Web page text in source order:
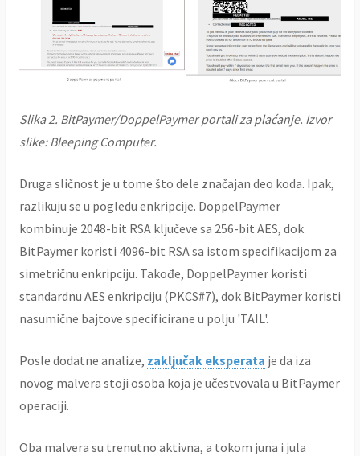
Slika 2. BitPaymer/DoppelPaymer portali za plaćanje. Izvor
slike: Bleeping Computer.
Druga sličnost je u tome što dele značajan deo koda. Ipak,
razlikuju se u pogledu enkripcije. DoppelPaymer
kombinuje 2048-bit RSA ključeve sa 256-bit AES, dok
BitPaymer koristi 4096-bit RSA sa istom specifikacijom za
simetričnu enkripciju. Takođe, DoppelPaymer koristi
standardnu AES enkripciju (PKCS#7), dok BitPaymer koristi
nasumične bajtove specificirane u polju 'TAIL'.
Posle dodatne analize, zaključak eksperata je da iza
novog malvera stoji osoba koja je učestvovala u BitPaymer
operaciji.
Oba malvera su trenutno aktivna, a tokom juna i jula